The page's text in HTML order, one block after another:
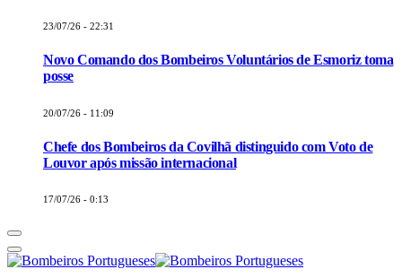
23/07/26 - 22:31
Novo Comando dos Bombeiros Voluntários de Esmoriz toma
posse
20/07/26 - 11:09
Chefe dos Bombeiros da Covilhã distinguido com Voto de
Louvor após missão internacional
17/07/26 - 0:13